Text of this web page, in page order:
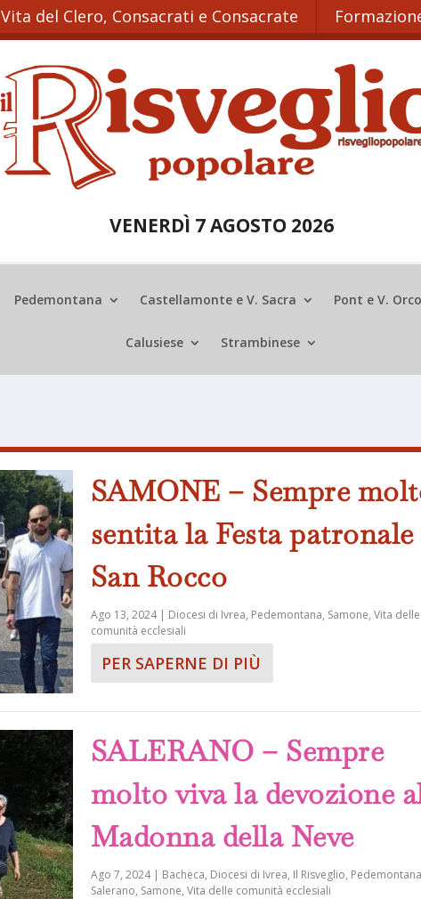
Vita del Clero, Consacrati e Consacrate
VENERDÌ 7 AGOSTO 2026
Pedemontana Castellamonte e V. Sacra Pont e V.
Calusiese Strambinese
SAMONE – Sempre
sentita la Festa
San Rocco
Ago 13, 2024| Diocesi di Ivrea, Pedemontana, Samone, Vita delle
comunità ecclesiali
PER SAPERNE DI PIÙ
SALERANO – Sempre
molto viva la devozione
Madonna della Neve
Ago 7, 2024| Bacheca, Diocesi di Ivrea, Il Risveglio, Pedemontana
Salerano, Samone, Vita delle comunità ecclesiali